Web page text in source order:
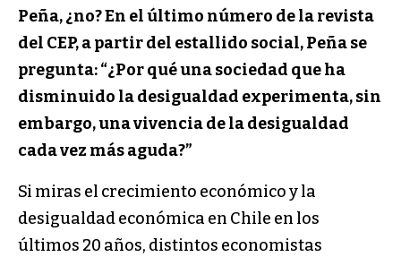
Peña, ¿no? En el último número de la revista
del CEP, a partir del estallido social, Peña se
pregunta: “¿Por qué una sociedad que ha
disminuido la desigualdad experimenta, sin
embargo, una vivencia de la desigualdad
cada vez más aguda?”
Si miras el crecimiento económico y la
desigualdad económica en Chile en los
últimos 20 años, distintos economistas